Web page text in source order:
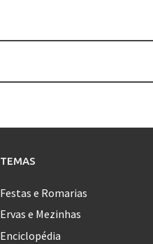
TEMAS
Festas e Romarias
Ervas e Mezinhas
Enciclopédia